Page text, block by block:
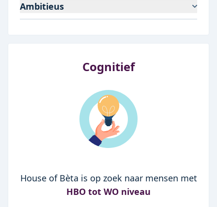
Ambitieus
Cognitief
House of Bèta is op zoek naar mensen met
HBO tot WO niveau